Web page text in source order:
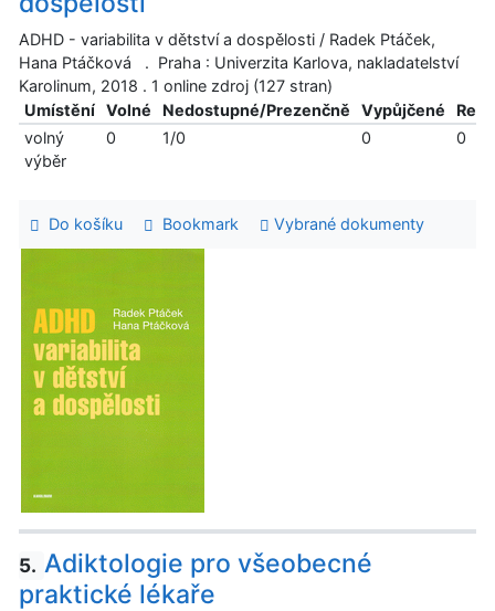
ADHD - variabilita v dětství a dospělosti / Radek Ptáček,
Hana Ptáčková . Praha : Univerzita Karlova, nakladatelství
Karolinum, 2018 . 1 online zdroj (127 stran)
Umístění
Volné Nedostupné/Prezenčně Vypůjčené
volný
výběr
0 1/0 0 0
Do košíku Bookmark Vybrané dokumenty
5. Adiktologie pro všeobecné
praktické lékaře